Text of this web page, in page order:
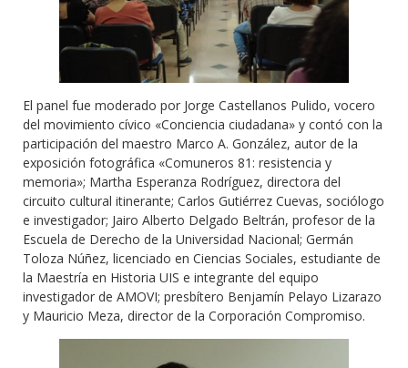
El panel fue moderado por Jorge Castellanos Pulido, vocero
del movimiento cívico «Conciencia ciudadana» y contó con la
participación del maestro Marco A. González, autor de la
exposición fotográfica «Comuneros 81: resistencia y
memoria»; Martha Esperanza Rodríguez, directora del
circuito cultural itinerante; Carlos Gutiérrez Cuevas, sociólogo
e investigador; Jairo Alberto Delgado Beltrán, profesor de la
Escuela de Derecho de la Universidad Nacional; Germán
Toloza Núñez, licenciado en Ciencias Sociales, estudiante de
la Maestría en Historia UIS e integrante del equipo
investigador de AMOVI; presbítero Benjamín Pelayo Lizarazo
y Mauricio Meza, director de la Corporación Compromiso.